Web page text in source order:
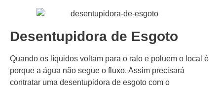
Desentupidora de Esgoto
Quando os líquidos voltam para o ralo e poluem o local é
porque a água não segue o fluxo. Assim precisará
contratar uma desentupidora de esgoto com o